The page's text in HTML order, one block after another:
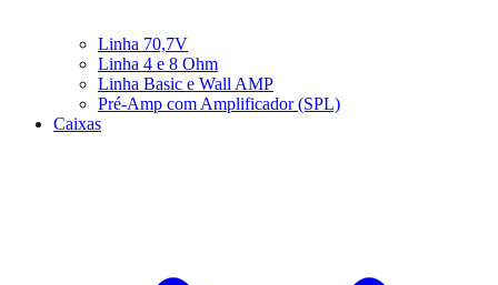
Linha 70,7V
Linha 4 e 8 Ohm
Linha Basic e Wall AMP
Pré-Amp com Amplificador (SPL)
Caixas